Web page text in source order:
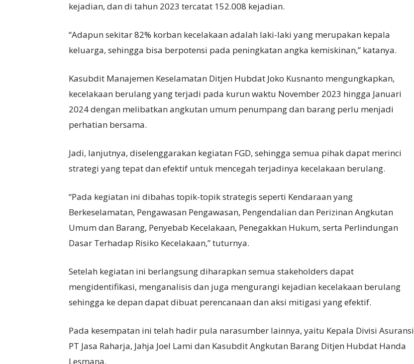
kejadian, dan di tahun 2023 tercatat 152.008 kejadian.
“Adapun sekitar 82% korban kecelakaan adalah laki-laki yang merupakan kepala
keluarga, sehingga bisa berpotensi pada peningkatan angka kemiskinan,” katanya.
Kasubdit Manajemen Keselamatan Ditjen Hubdat Joko Kusnanto mengungkapkan,
kecelakaan berulang yang terjadi pada kurun waktu November 2023 hingga Januari
2024 dengan melibatkan angkutan umum penumpang dan barang perlu menjadi
perhatian bersama.
Jadi, lanjutnya, diselenggarakan kegiatan FGD, sehingga semua pihak dapat merinci
strategi yang tepat dan efektif untuk mencegah terjadinya kecelakaan berulang.
“Pada kegiatan ini dibahas topik-topik strategis seperti Kendaraan yang
Berkeselamatan, Pengawasan Pengawasan, Pengendalian dan Perizinan Angkutan
Umum dan Barang, Penyebab Kecelakaan, Penegakkan Hukum, serta Perlindungan
Dasar Terhadap Risiko Kecelakaan,” tuturnya.
Setelah kegiatan ini berlangsung diharapkan semua stakeholders dapat
mengidentifikasi, menganalisis dan juga mengurangi kejadian kecelakaan berulang
sehingga ke depan dapat dibuat perencanaan dan aksi mitigasi yang efektif.
Pada kesempatan ini telah hadir pula narasumber lainnya, yaitu Kepala Divisi Asuransi
PT Jasa Raharja, Jahja Joel Lami dan Kasubdit Angkutan Barang Ditjen Hubdat Handa
Lesmana.